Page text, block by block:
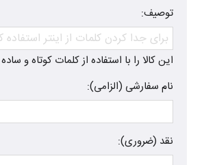
توصیف:
این کالا را با استفاده از کلمات کوتاه و
نام سفارشی (الزامی):
نقد (ضروری):